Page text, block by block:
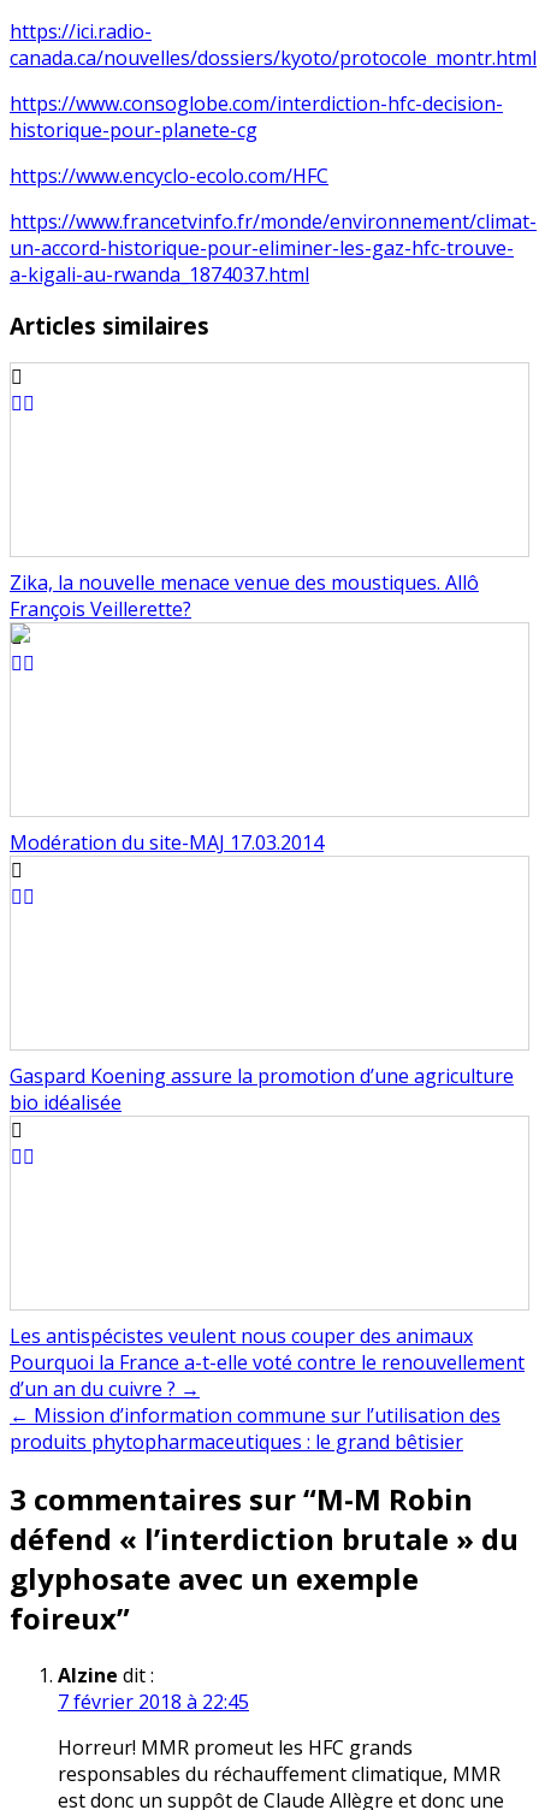
https://ici.radio-
canada.ca/nouvelles/dossiers/kyoto/protocole_montr.html
https://www.consoglobe.com/interdiction-hfc-decision-
historique-pour-planete-cg
https://www.encyclo-ecolo.com/HFC
https://www.francetvinfo.fr/monde/environnement/climat-
un-accord-historique-pour-eliminer-les-gaz-hfc-trouve-
a-kigali-au-rwanda_1874037.html
Articles similaires
Zika, la nouvelle menace venue des moustiques. Allô
François Veillerette?
Modération du site-MAJ 17.03.2014
Gaspard Koening assure la promotion d’une agriculture
bio idéalisée
Les antispécistes veulent nous couper des animaux
Navigation
de
l’article
Pourquoi la France a-t-elle voté contre le renouvellement
d’un an du cuivre ? →
← Mission d’information commune sur l’utilisation des
produits phytopharmaceutiques : le grand bêtisier
3 commentaires sur “M-M Robin
défend « l’interdiction brutale » du
glyphosate avec un exemple
foireux”
Alzine dit :
7 février 2018 à 22:45
Horreur! MMR promeut les HFC grands
responsables du réchauffement climatique, MMR
est donc un suppôt de Claude Allègre et donc une